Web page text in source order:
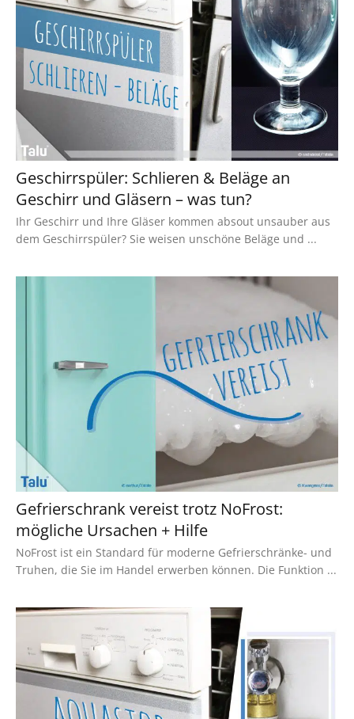
Geschirrspüler: Schlieren & Beläge an
Geschirr und Gläsern – was tun?
Ihr Geschirr und Ihre Gläser kommen absout unsauber aus
dem Geschirrspüler? Sie weisen unschöne Beläge und ...
Gefrierschrank vereist trotz NoFrost:
mögliche Ursachen + Hilfe
NoFrost ist ein Standard für moderne Gefrierschränke- und
Truhen, die Sie im Handel erwerben können. Die Funktion ...